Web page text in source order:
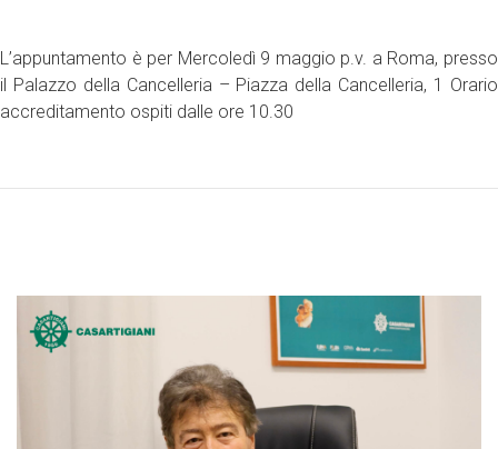
L’appuntamento è per Mercoledì 9 maggio p.v. a Roma, presso
il Palazzo della Cancelleria – Piazza della Cancelleria, 1 Orario
accreditamento ospiti dalle ore 10.30